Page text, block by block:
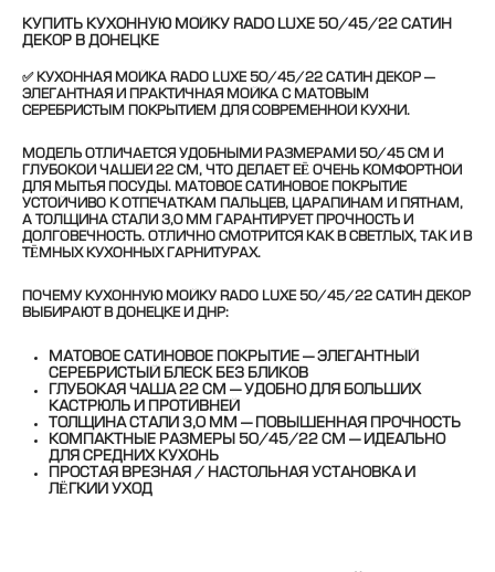
КУПИТЬ КУХОННУЮ МОЙКУ RADO LUXE 50/45/22 САТИН
ДЕКОР В ДОНЕЦКЕ
✅ КУХОННАЯ МОЙКА RADO LUXE 50/45/22 САТИН ДЕКОР —
ЭЛЕГАНТНАЯ И ПРАКТИЧНАЯ МОЙКА С МАТОВЫМ
СЕРЕБРИСТЫМ ПОКРЫТИЕМ ДЛЯ СОВРЕМЕННОЙ КУХНИ.
МОДЕЛЬ ОТЛИЧАЕТСЯ УДОБНЫМИ РАЗМЕРАМИ 50/45 СМ И
ГЛУБОКОЙ ЧАШЕЙ 22 СМ, ЧТО ДЕЛАЕТ ЕЁ ОЧЕНЬ КОМФОРТНОЙ
ДЛЯ МЫТЬЯ ПОСУДЫ. МАТОВОЕ САТИНОВОЕ ПОКРЫТИЕ
УСТОЙЧИВО К ОТПЕЧАТКАМ ПАЛЬЦЕВ, ЦАРАПИНАМ И ПЯТНАМ,
А ТОЛЩИНА СТАЛИ 3,0 ММ ГАРАНТИРУЕТ ПРОЧНОСТЬ И
ДОЛГОВЕЧНОСТЬ. ОТЛИЧНО СМОТРИТСЯ КАК В СВЕТЛЫХ, ТАК И В
ТЁМНЫХ КУХОННЫХ ГАРНИТУРАХ.
ПОЧЕМУ КУХОННУЮ МОЙКУ RADO LUXE 50/45/22 САТИН ДЕКОР
ВЫБИРАЮТ В ДОНЕЦКЕ И ДНР:
МАТОВОЕ САТИНОВОЕ ПОКРЫТИЕ — ЭЛЕГАНТНЫЙ
СЕРЕБРИСТЫЙ БЛЕСК БЕЗ БЛИКОВ
ГЛУБОКАЯ ЧАША 22 СМ — УДОБНО ДЛЯ БОЛЬШИХ
КАСТРЮЛЬ И ПРОТИВНЕЙ
ТОЛЩИНА СТАЛИ 3,0 ММ — ПОВЫШЕННАЯ ПРОЧНОСТЬ
КОМПАКТНЫЕ РАЗМЕРЫ 50/45/22 СМ — ИДЕАЛЬНО
ДЛЯ СРЕДНИХ КУХОНЬ
ПРОСТАЯ ВРЕЗНАЯ / НАСТОЛЬНАЯ УСТАНОВКА И
ЛЁГКИЙ УХОД